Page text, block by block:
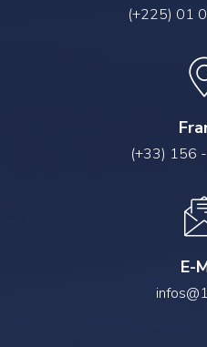
(+225) 01
(+33) 156
E-